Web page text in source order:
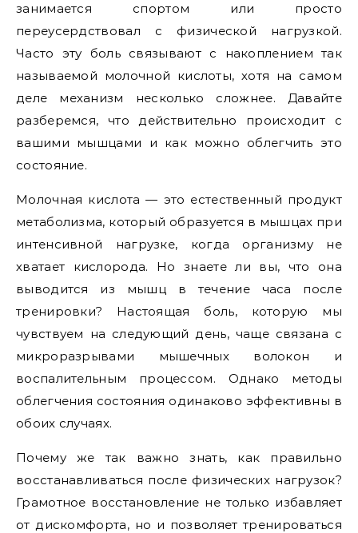
занимается спортом или просто
переусердствовал с физической нагрузкой.
Часто эту боль связывают с накоплением так
называемой молочной кислоты, хотя на самом
деле механизм несколько сложнее. Давайте
разберемся, что действительно происходит с
вашими мышцами и как можно облегчить это
состояние.
Молочная кислота — это естественный продукт
метаболизма, который образуется в мышцах при
интенсивной нагрузке, когда организму не
хватает кислорода. Но знаете ли вы, что она
выводится из мышц в течение часа после
тренировки? Настоящая боль, которую мы
чувствуем на следующий день, чаще связана с
микроразрывами мышечных волокон и
воспалительным процессом. Однако методы
облегчения состояния одинаково эффективны в
обоих случаях.
Почему же так важно знать, как правильно
восстанавливаться после физических нагрузок?
Грамотное восстановление не только избавляет
от дискомфорта, но и позволяет тренироваться